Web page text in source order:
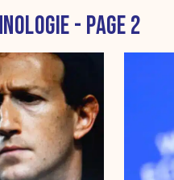
- PAGE 2